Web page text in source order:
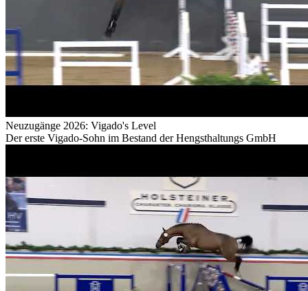
Neuzugänge 2026: Vigado's Level
Der erste Vigado-Sohn im Bestand der Hengsthaltungs GmbH